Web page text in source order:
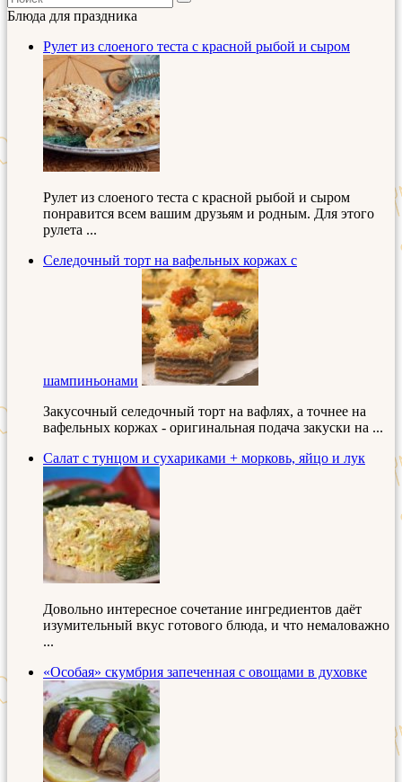
Блюда для праздника
Рулет из слоеного теста с красной рыбой и сыром
Рулет из слоеного теста с красной рыбой и сыром
понравится всем вашим друзьям и родным. Для этого
рулета ...
Селедочный торт на вафельных коржах с
шампиньонами
Закусочный селедочный торт на вафлях, а точнее на
вафельных коржах - оригинальная подача закуски на ...
Салат с тунцом и сухариками + морковь, яйцо и лук
Довольно интересное сочетание ингредиентов даёт
изумительный вкус готового блюда, и что немаловажно
...
«Особая» скумбрия запеченная с овощами в духовке